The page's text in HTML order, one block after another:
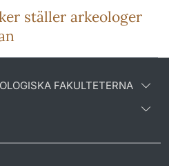
ställer arkeologer
FAKULTETERNA